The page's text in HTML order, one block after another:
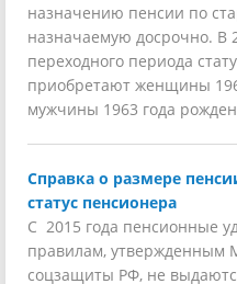
назначению пенсии по
назначаемую досрочно. В
переходного периода
приобретают женщины
мужчины 1963 года
Справка о размере
статус пенсионера
С 2015 года пенсионные
правилам, утвержденным
соцзащиты РФ, не